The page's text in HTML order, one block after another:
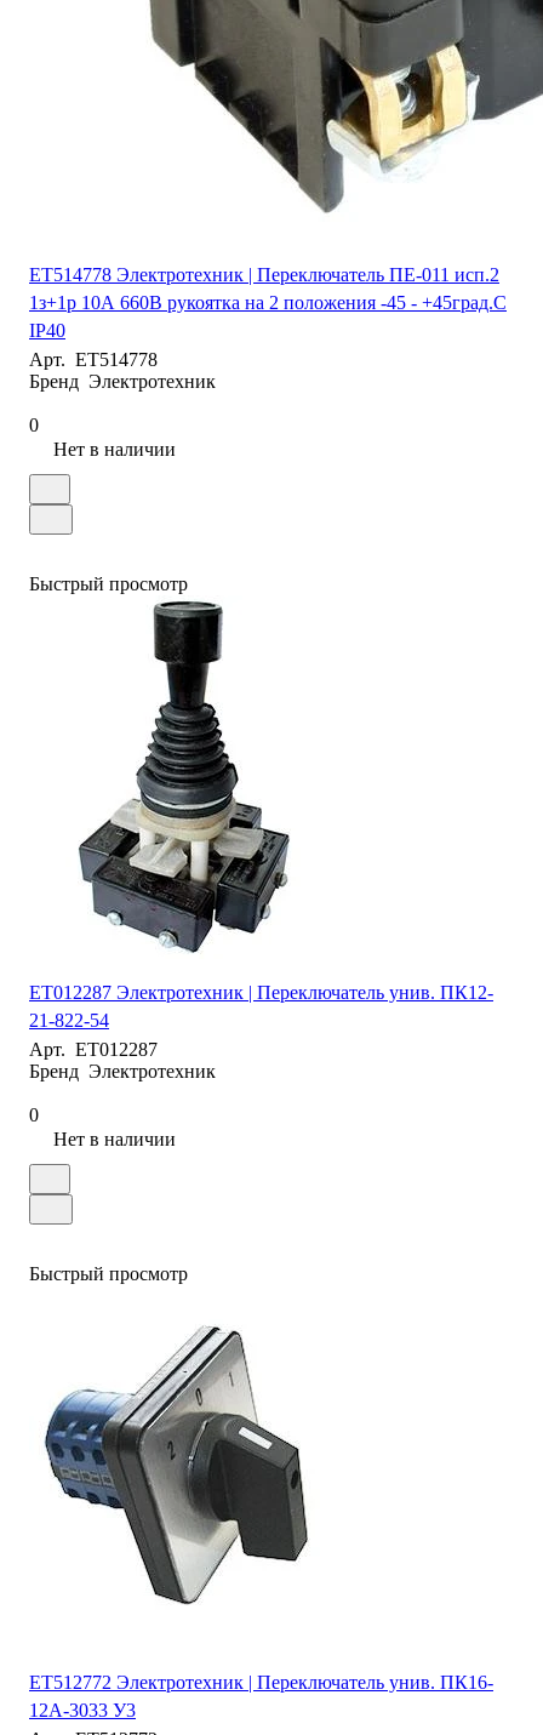
ET514778 Электротехник | Переключатель ПЕ-011 исп.2
1з+1р 10А 660В рукоятка на 2 положения -45 - +45град.C
IP40
Арт. ET514778
Бренд Электротехник
0
Нет в наличии
Быстрый просмотр
ET012287 Электротехник | Переключатель унив. ПК12-
21-822-54
Арт. ET012287
Бренд Электротехник
0
Нет в наличии
Быстрый просмотр
ET512772 Электротехник | Переключатель унив. ПК16-
12А-3033 У3